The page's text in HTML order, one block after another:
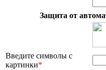
Защита от
Введите символы с
картинки*